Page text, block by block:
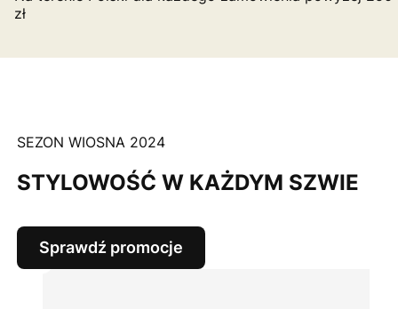
zł
SEZON WIOSNA 2024
STYLOWOŚĆ W KAŻDYM SZWIE
Sprawdź promocje